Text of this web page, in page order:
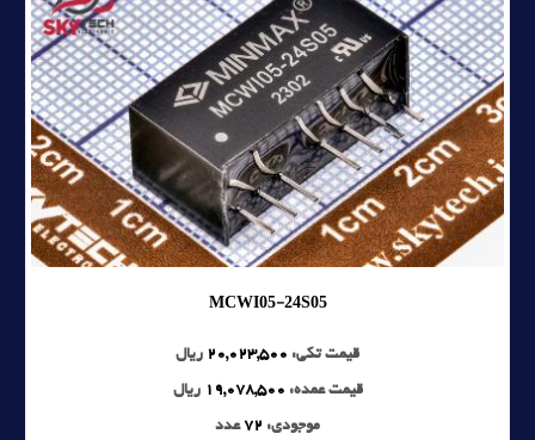
MCWI05-24S05
قیمت تکی: 20,023,500 ریال
قیمت عمده: 19,078,500 ریال
موجودی: 72عدد